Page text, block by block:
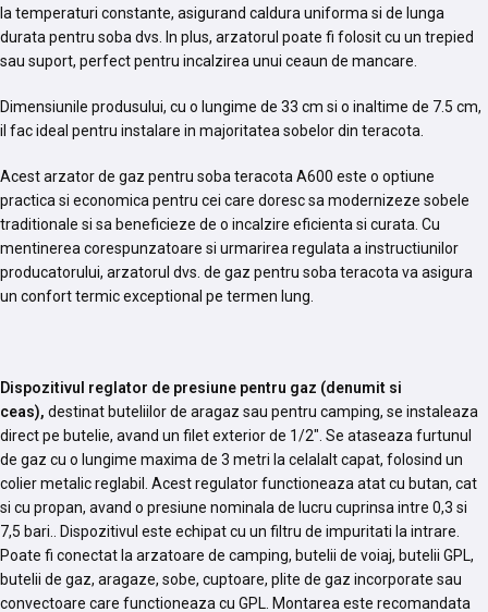
la temperaturi constante, asigurand caldura uniforma si de lunga
durata pentru soba dvs. In plus, arzatorul poate fi folosit cu un trepied
sau suport, perfect pentru incalzirea unui ceaun de mancare.
Dimensiunile produsului, cu o lungime de 33 cm si o inaltime de 7.5 cm,
il fac ideal pentru instalare in majoritatea sobelor din teracota.
Acest arzator de gaz pentru soba teracota A600 este o optiune
practica si economica pentru cei care doresc sa modernizeze sobele
traditionale si sa beneficieze de o incalzire eficienta si curata. Cu
mentinerea corespunzatoare si urmarirea regulata a instructiunilor
producatorului, arzatorul dvs. de gaz pentru soba teracota va asigura
un confort termic exceptional pe termen lung.
Dispozitivul reglator de presiune pentru gaz (denumit si
ceas), destinat buteliilor de aragaz sau pentru camping, se instaleaza
direct pe butelie, avand un filet exterior de 1/2″. Se ataseaza furtunul
de gaz cu o lungime maxima de 3 metri la celalalt capat, folosind un
colier metalic reglabil. Acest regulator functioneaza atat cu butan, cat
si cu propan, avand o presiune nominala de lucru cuprinsa intre 0,3 si
7,5 bari.. Dispozitivul este echipat cu un filtru de impuritati la intrare.
Poate fi conectat la arzatoare de camping, butelii de voiaj, butelii GPL,
butelii de gaz, aragaze, sobe, cuptoare, plite de gaz incorporate sau
convectoare care functioneaza cu GPL. Montarea este recomandata